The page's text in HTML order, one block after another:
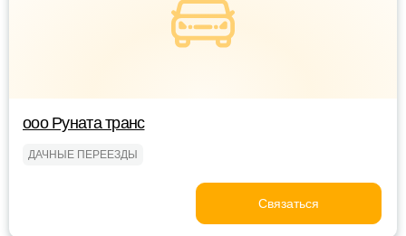
ооо Руната транс
ДАЧНЫЕ ПЕРЕЕЗДЫ
Связаться